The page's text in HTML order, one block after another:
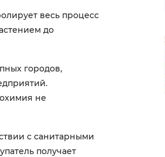
весь процесс
до
городов,
не
с санитарными
получает